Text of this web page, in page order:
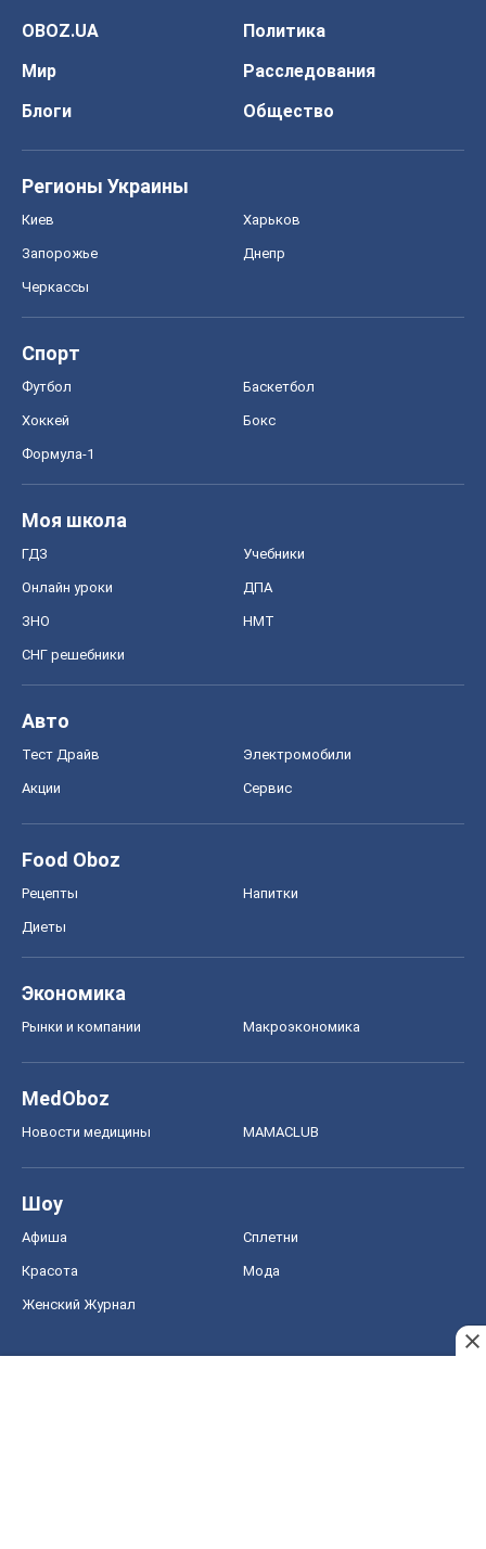
OBOZ.UA
Политика
Мир
Расследования
Блоги
Общество
Регионы Украины
Киев Харьков
Запорожье Днепр
Черкассы
Спорт
Футбол Баскетбол
Хоккей Бокс
Формула-1
Моя школа
ГДЗ Учебники
Онлайн уроки ДПА
ЗНО НМТ
СНГ решебники
Авто
Тест Драйв Электромобили
Акции Сервис
Food Oboz
Рецепты Напитки
Диеты
Экономика
Рынки и компании Mакроэкономика
MedOboz
Новости медицины MAMACLUB
Шоу
Афиша Сплетни
Красота Мода
Женский Журнал